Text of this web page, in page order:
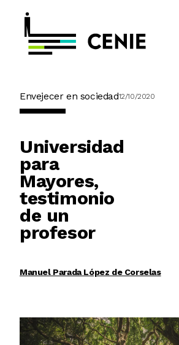
Envejecer en sociedad12/10/2020
Universidad
para
Mayores,
testimonio
de un
profesor
Manuel Parada López de Corselas